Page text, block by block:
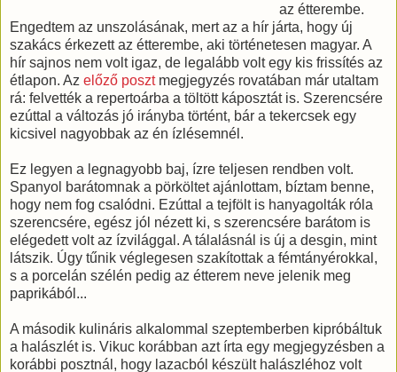
az étterembe.
Engedtem az unszolásának, mert az a hír járta, hogy új
szakács érkezett az étterembe, aki történetesen magyar. A
hír sajnos nem volt igaz, de legalább volt egy kis frissítés az
étlapon. Az előző posztmegjegyzés rovatában már utaltam
rá: felvették a repertoárba a töltött káposztát is. Szerencsére
ezúttal a változás jó irányba történt, bár a tekercsek egy
kicsivel nagyobbak az én ízlésemnél.
Ez legyen a legnagyobb baj, ízre teljesen rendben volt.
Spanyol barátomnak a pörköltet ajánlottam, bíztam benne,
hogy nem fog csalódni. Ezúttal a tejfölt is hanyagolták róla
szerencsére, egész jól nézett ki, s szerencsére barátom is
elégedett volt az ízvilággal. A tálalásnál is új a desgin, mint
látszik. Úgy tűnik véglegesen szakítottak a fémtányérokkal,
s a porcelán szélén pedig az étterem neve jelenik meg
paprikából...
A második kulináris alkalommal szeptemberben kipróbáltuk
a halászlét is. Vikuc korábban azt írta egy megjegyzésben a
korábbi posztnál, hogy lazacból készült halászléhoz volt